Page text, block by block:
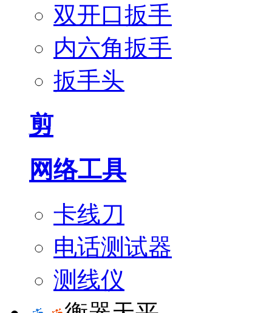
双开口扳手
内六角扳手
扳手头
剪
网络工具
卡线刀
电话测试器
测线仪